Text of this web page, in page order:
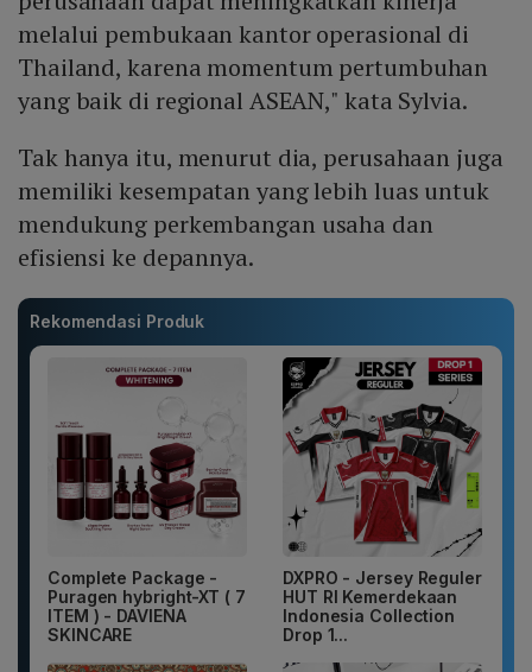
melalui pembukaan kantor operasional di
Thailand, karena momentum pertumbuhan
yang baik di regional ASEAN," kata Sylvia.
Tak hanya itu, menurut dia, perusahaan juga
memiliki kesempatan yang lebih luas untuk
mendukung perkembangan usaha dan
efisiensi ke depannya.
Rekomendasi Produk
Complete Package -
Puragen hybright-XT ( 7
ITEM ) - DAVIENA
SKINCARE
DXPRO - Jersey Reguler
HUT RI Kemerdekaan
Indonesia Collection
Drop 1...